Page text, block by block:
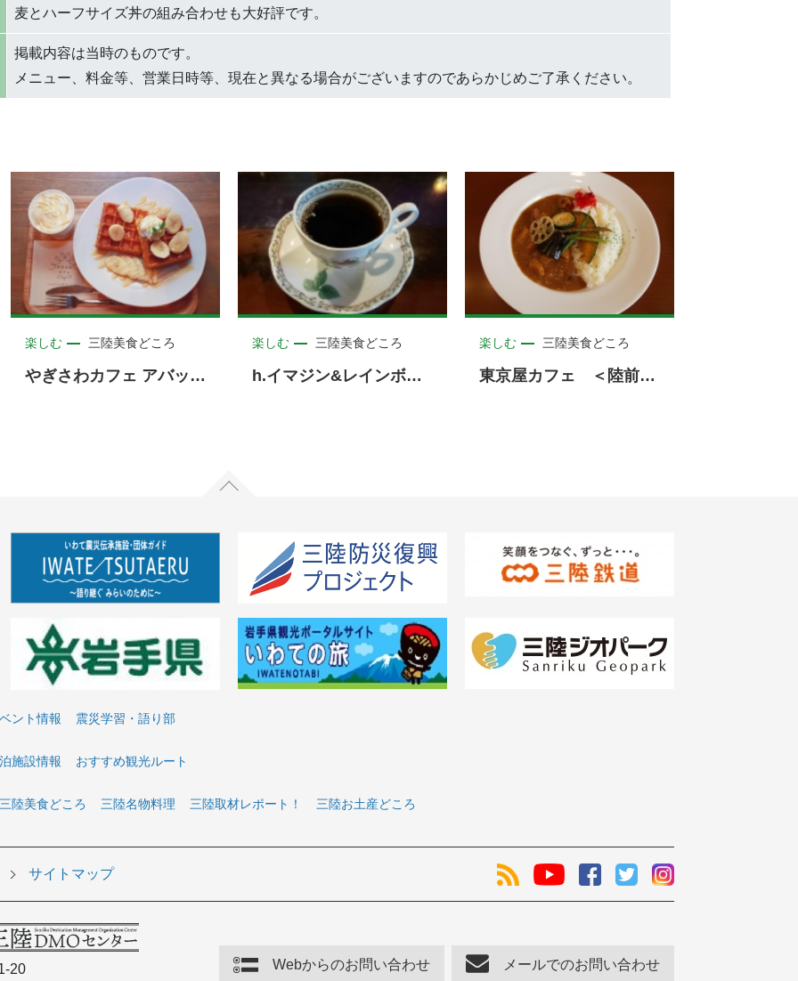
麦とハーフサイズ丼の組み合わせも大好評です。
掲載内容は当時のものです。
メニュー、料金等、営業日時等、現在と異なる場合がございますのであらかじめご了承ください。
楽しむ 三陸美食どころ
やぎさわカフェ アバッセたかた店 ＜陸前高田市＞
楽しむ 三陸美食どころ
h.イマジン&レインボーサライ ＜陸前高田市＞
楽しむ 三陸美食どころ
東京屋カフェ ＜陸前高田市＞
ント情報 震災学習・語り部
施設情報 おすすめ観光ルート
陸美食どころ 三陸名物料理 三陸取材レポート！ 三陸お土産どころ
サイトマップ
20 Webからのお問い合わせ メールでのお問い合わせ